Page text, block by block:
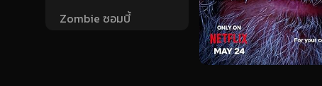
Zombie ซอมบี้